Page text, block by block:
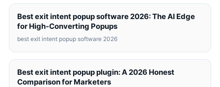
Best exit intent popup software 2026: The AI Edge
for High-Converting Popups
best exit intent popup software 2026
Best exit intent popup plugin: A 2026 Honest
Comparison for Marketers